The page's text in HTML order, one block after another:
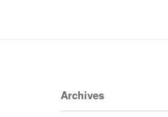
Archives